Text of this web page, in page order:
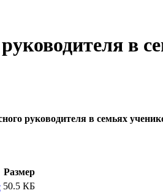
в
руководителя в семьях
Размер
50.5 КБ